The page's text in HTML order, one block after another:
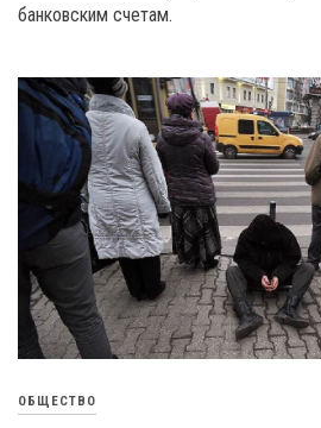
банковским счетам.
ОБЩЕСТВО